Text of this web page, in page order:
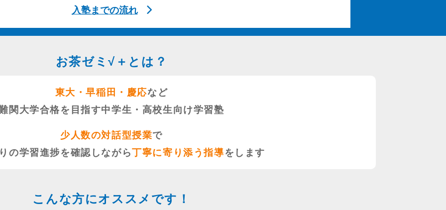
入塾までの流れ
お茶ゼミ√＋とは？
東大・早稲田・慶応など
関大学合格を目指す中学生・高校生向け学習塾
少人数の対話型授業で
の学習進捗を確認しながら丁寧に寄り添う指導をします
こんな方にオススメです！